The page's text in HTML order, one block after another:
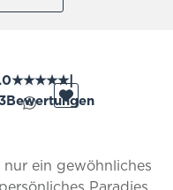
★★★★★|
Bewertungen
ein gewöhnliches